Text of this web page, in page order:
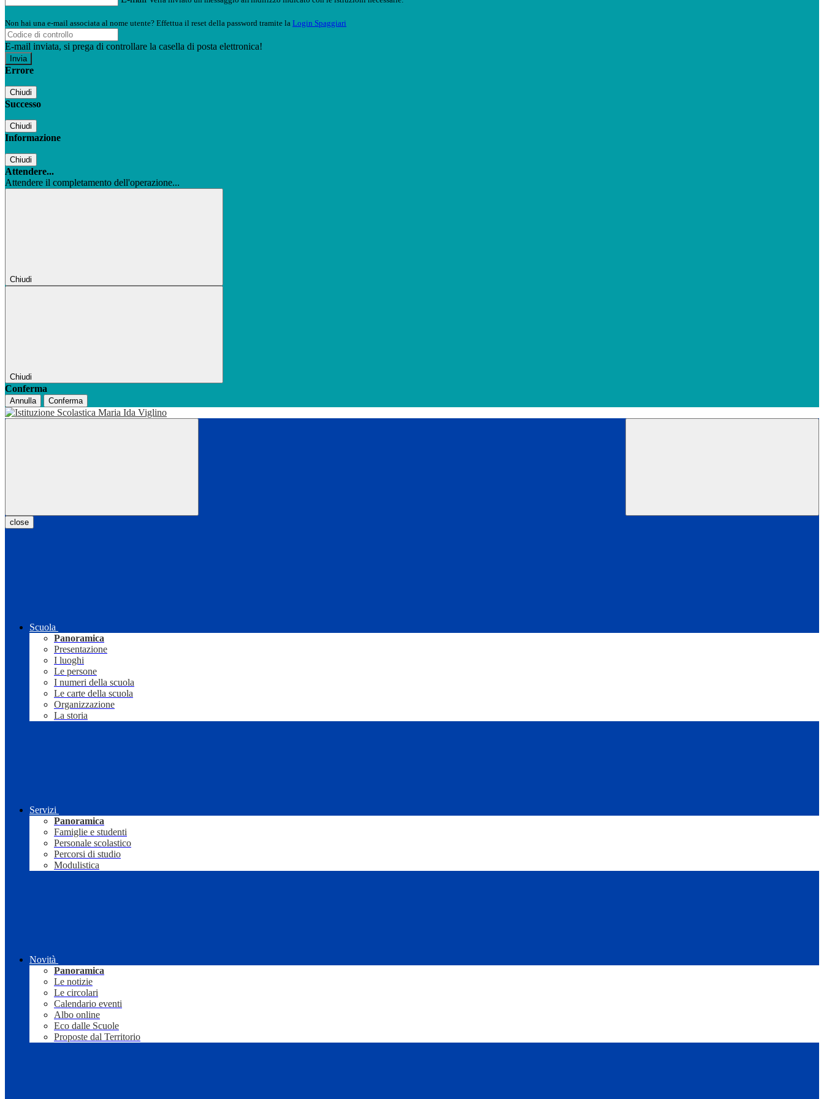
Non hai una e-mail associata al nome utente? Effettua il reset della password tramite la Login Spaggiari
E-mail inviata, si prega di controllare la casella di posta elettronica!
Errore
Chiudi
Successo
Chiudi
Informazione
Chiudi
Attendere...
Attendere il completamento dell'operazione...
Chiudi
Chiudi
Conferma
Annulla Conferma
close
Scuola
Panoramica
Presentazione
I luoghi
Le persone
I numeri della scuola
Le carte della scuola
Organizzazione
La storia
Servizi
Panoramica
Famiglie e studenti
Personale scolastico
Percorsi di studio
Modulistica
Novità
Panoramica
Le notizie
Le circolari
Calendario eventi
Albo online
Eco dalle Scuole
Proposte dal Territorio